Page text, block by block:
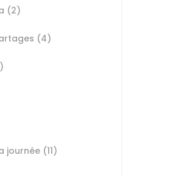
(2)
(4)
journée (11)